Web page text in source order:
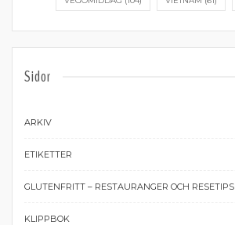
Sidor
ARKIV
ETIKETTER
GLUTENFRITT – RESTAURANGER OCH RESETIPS
KLIPPBOK